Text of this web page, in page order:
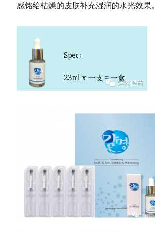
感铭给枯燥的皮肤补充湿润的水光效果。